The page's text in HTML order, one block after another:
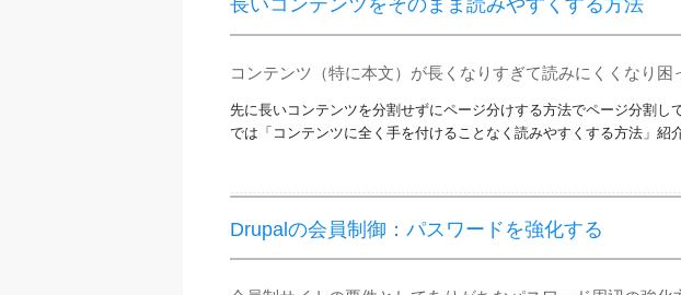
長いコンテンツをそのまま読みやすくする方法
コンテンツ（特に本文）が長くなりすぎて読みにくくなり困
先に長いコンテンツを分割せずにページ分けする方法でページ分割し
では「コンテンツに全く手を付けることなく読みやすくする方法」紹
Drupalの会員制御：パスワードを強化する